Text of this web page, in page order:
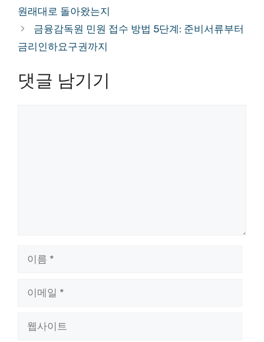
원래대로 돌아왔는지
금융감독원 민원 접수 방법 5단계: 준비서류부터
금리인하요구권까지
댓글 남기기